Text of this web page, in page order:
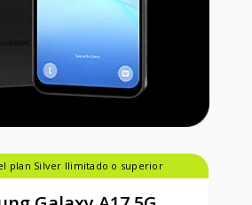
plan Silver Ilimitado o superior